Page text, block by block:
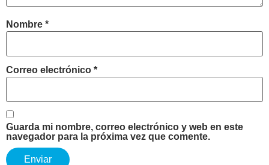
Nombre *
Correo electrónico *
Guarda mi nombre, correo electrónico y web en este
navegador para la próxima vez que comente.